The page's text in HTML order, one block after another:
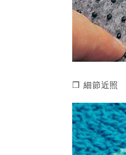
❒ 細節近照